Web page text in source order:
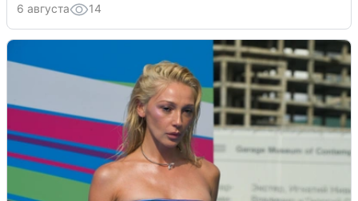
6 августа 14